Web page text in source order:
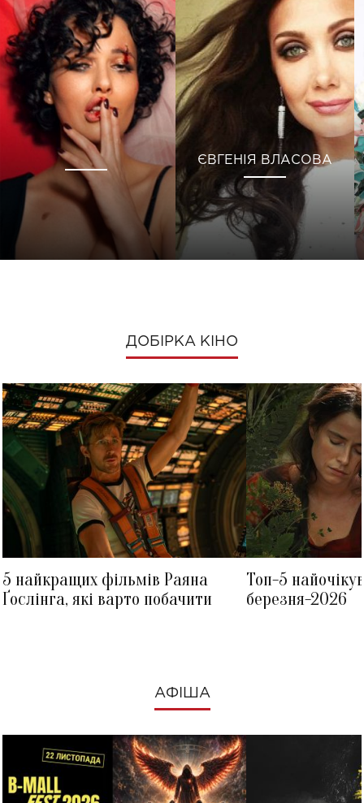
ЄВГЕНІЯ ВЛАСОВА
ДОБІРКА КІНО
5 найкращих фільмів Раяна
Ґослінга, які варто побачити
Топ-5
березня-2026
АФІША